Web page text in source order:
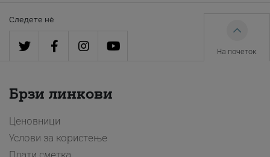
Следете нè
На почеток
Брзи линкови
Ценовници
Услови за користење